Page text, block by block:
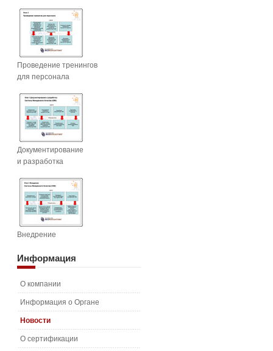
Проведение тренингов
для персонала
Документирование
и разработка
Внедрение
Информация
О компании
Информация о Органе
Новости
О сертификации